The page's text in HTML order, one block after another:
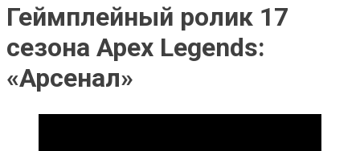
Геймплейный ролик 17
сезона Apex Legends:
«Арсенал»